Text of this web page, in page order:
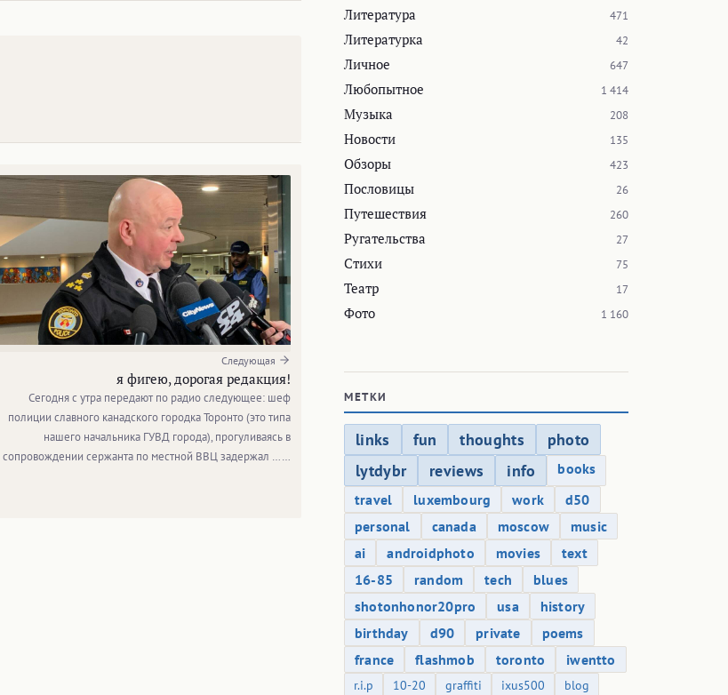
Следующая
я фигею, дорогая редакция!
Сегодня с утра передают по радио следующее: шеф
полиции славного канадского городка Торонто (это типа
нашего начальника ГУВД города), прогуливаясь в
сопровождении сержанта по местной ВВЦ задержал ……
Литература 471
Литературка 42
Личное 647
Любопытное 1 414
Музыка 208
Новости 135
Обзоры 423
Пословицы 26
Путешествия 260
Ругательства 27
Стихи 75
Театр 17
Фото 1 160
МЕТКИ
links fun thoughts
photo
lytdybr
reviews info
books
travel
luxembourg work
d50
personal
canada moscow
music
ai
androidphoto movies
text
16-85
random tech
blues
shotonhonor20pro
usa
history
birthday
d90 private
poems
france
flashmob toronto iwentto
r.i.p 10-20 graffiti ixus500
blog